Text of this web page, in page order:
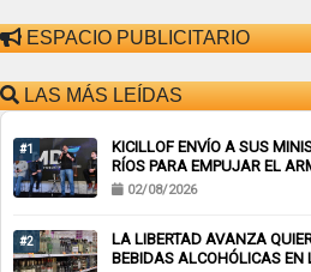
ESPACIO PUBLICITARIO
LAS MÁS LEÍDAS
#1
KICILLOF ENVÍO A SUS
RÍOS PARA EMPUJAR EL
02/08/2026
#2
LA LIBERTAD AVANZA
BEBIDAS ALCOHÓLICAS EN